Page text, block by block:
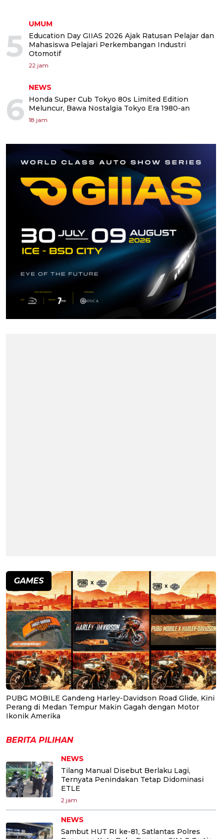
5
UMUM
Education Day GIIAS 2026 Ajak Ratusan Pelajar dan
Mahasiswa Pelajari Perkembangan Industri
Otomotif
22 jam
6
NEWS
Honda Super Cub Tokyo 80s Limited Edition
Meluncur, Bawa Nostalgia Tokyo Era 1980-an
18 jam
GAMES
PUBG MOBILE Gandeng Harley-Davidson Road Glide, Kini
Perang di Medan Tempur Makin Gagah dengan Motor
Ikonik Amerika
BERITA PILIHAN
NEWS
Tilang Manual Disebut Berlaku Lagi,
Ternyata Penindakan Tetap Didominasi
ETLE
2 jam
NEWS
Sambut HUT RI ke-81, Satlantas Polres